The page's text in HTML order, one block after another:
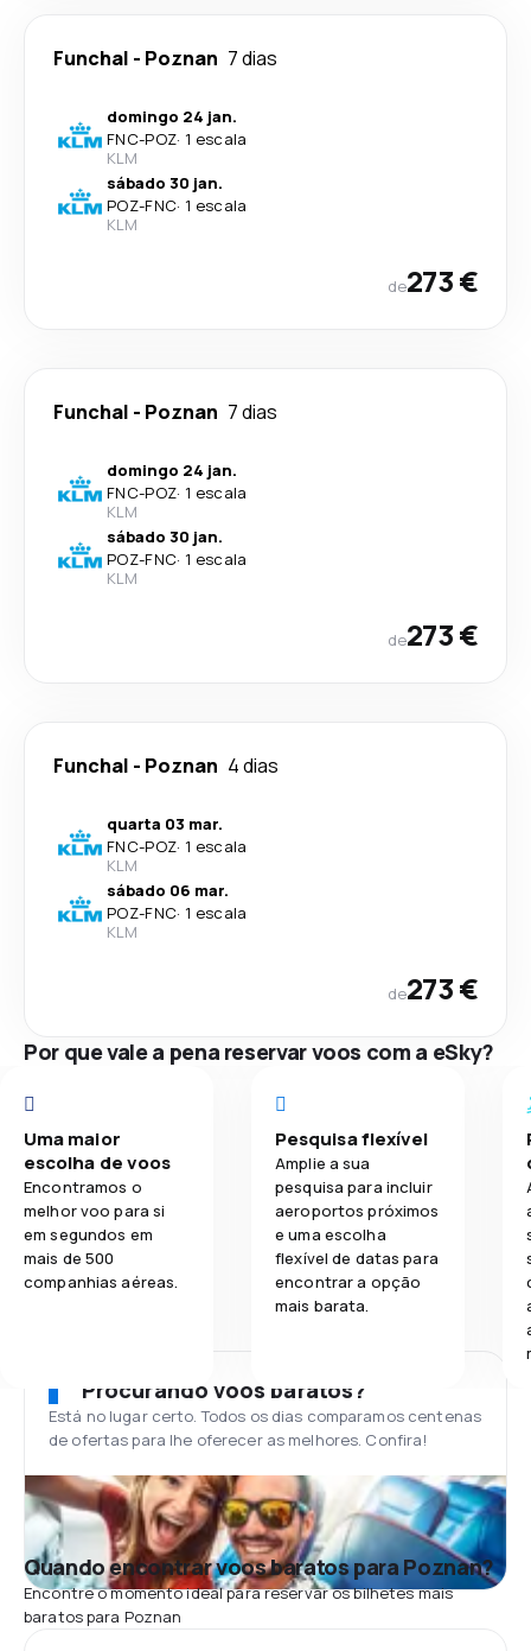
Funchal - Poznan 7 dias
domingo 24 jan.
FNC-POZ· 1 escala
KLM
sábado 30 jan.
POZ-FNC· 1 escala
KLM
de273 €
Funchal - Poznan 7 dias
domingo 24 jan.
FNC-POZ· 1 escala
KLM
sábado 30 jan.
POZ-FNC· 1 escala
KLM
de273 €
Funchal - Poznan 4 dias
quarta 03 mar.
FNC-POZ· 1 escala
KLM
sábado 06 mar.
POZ-FNC· 1 escala
KLM
de273 €
Por que vale a pena reservar voos com a eSky?
Uma maior
escolha de voos
Encontramos o
melhor voo para si
em segundos em
mais de 500
companhias aéreas.
Pesquisa flexível
Amplie a sua
pesquisa para incluir
aeroportos próximos
e uma escolha
flexível de datas para
encontrar a opção
mais barata.
Procurando voos baratos?
Está no lugar certo. Todos os dias comparamos centenas
de ofertas para lhe oferecer as melhores. Confira!
Quando encontrar voos baratos para Poznan?
Encontre o momento ideal para reservar os bilhetes mais
baratos para Poznan